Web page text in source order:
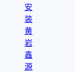
安
装
黄
岩
鑫
源